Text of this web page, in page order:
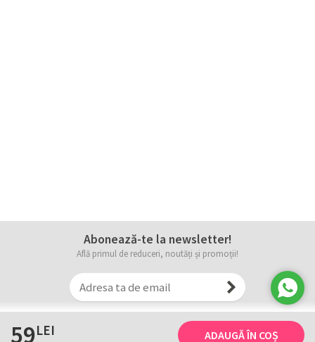
59LEI ADAUGĂ ÎN COȘ
Abonează-te la newsletter!
Află primul de reduceri, noutăți și promoții!